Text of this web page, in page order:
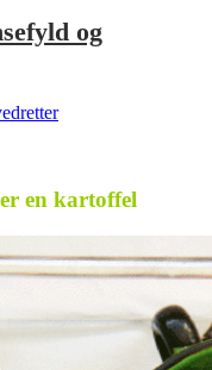
og
en kartoffel